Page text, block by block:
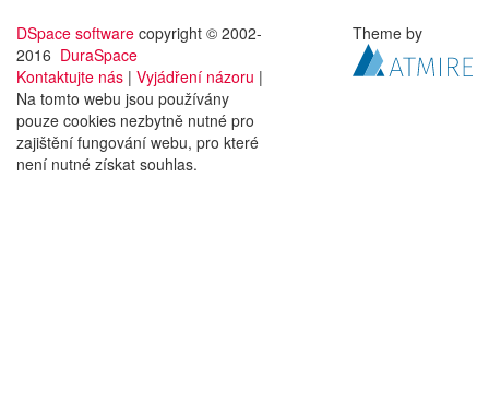
DSpace software copyright © 2002-
2016 DuraSpace
Kontaktujte nás | Vyjádření názoru |
Na tomto webu jsou používány
pouze cookies nezbytně nutné pro
zajištění fungování webu, pro které
není nutné získat souhlas.
Theme by